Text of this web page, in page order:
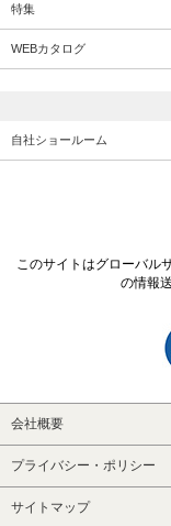
特集
WEBカタログ
自社ショールーム
このサイトはグローバル
の情報
会社概要
プライバシー・ポリシー
サイトマップ